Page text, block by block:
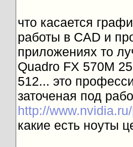
что касается
работы в CAD и
приложениях то
Quadro FX 570M
512... это
заточеная под
http://
какие есть ноуты